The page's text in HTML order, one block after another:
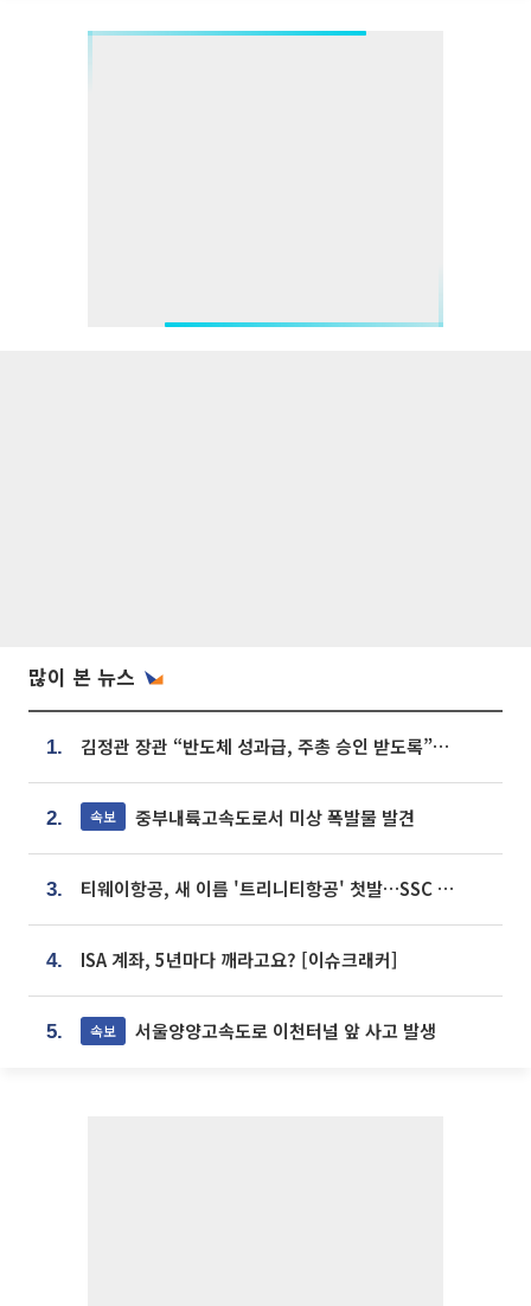
많이 본 뉴스
1. 김정관 장관 “반도체 성과급, 주총 승인 받도록”…상법·자본시장법 개정 시사
2. 속보 중부내륙고속도로서 미상 폭발물 발견
3. 티웨이항공, 새 이름 '트리니티항공' 첫발…SSC 전략 본격화
4. ISA 계좌, 5년마다 깨라고요? [이슈크래커]
5. 속보 서울양양고속도로 이천터널 앞 사고 발생